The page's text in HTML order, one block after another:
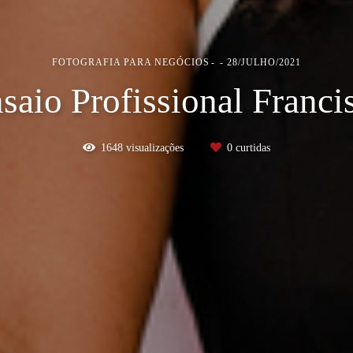
FOTOGRAFIA PARA NEGÓCIOS 28/JULHO/2021
Profissional
1648 visualizações 0 curtidas